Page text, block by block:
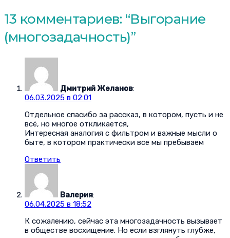
13 комментариев: “Выгорание
(многозадачность)”
Дмитрий Желанов:
06.03.2025 в 02:01
Отдельное спасибо за рассказ, в котором, пусть и не
всё, но многое откликается,
Интересная аналогия с фильтром и важные мысли о
быте, в котором практически все мы пребываем
Ответить
Валерия:
06.04.2025 в 18:52
К сожалению, сейчас эта многозадачность вызывает
в обществе восхищение. Но если взглянуть глубже,